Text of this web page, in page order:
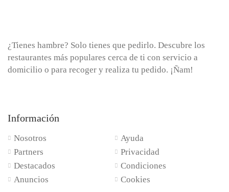
¿Tienes hambre? Solo tienes que pedirlo. Descubre los
restaurantes más populares cerca de ti con servicio a
domicilio o para recoger y realiza tu pedido. ¡Ñam!
Información
Nosotros
Partners
Destacados
Anuncios
Ayuda
Privacidad
Condiciones
Cookies